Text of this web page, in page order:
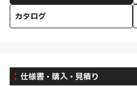
カタログ
仕様書・購入・見積り